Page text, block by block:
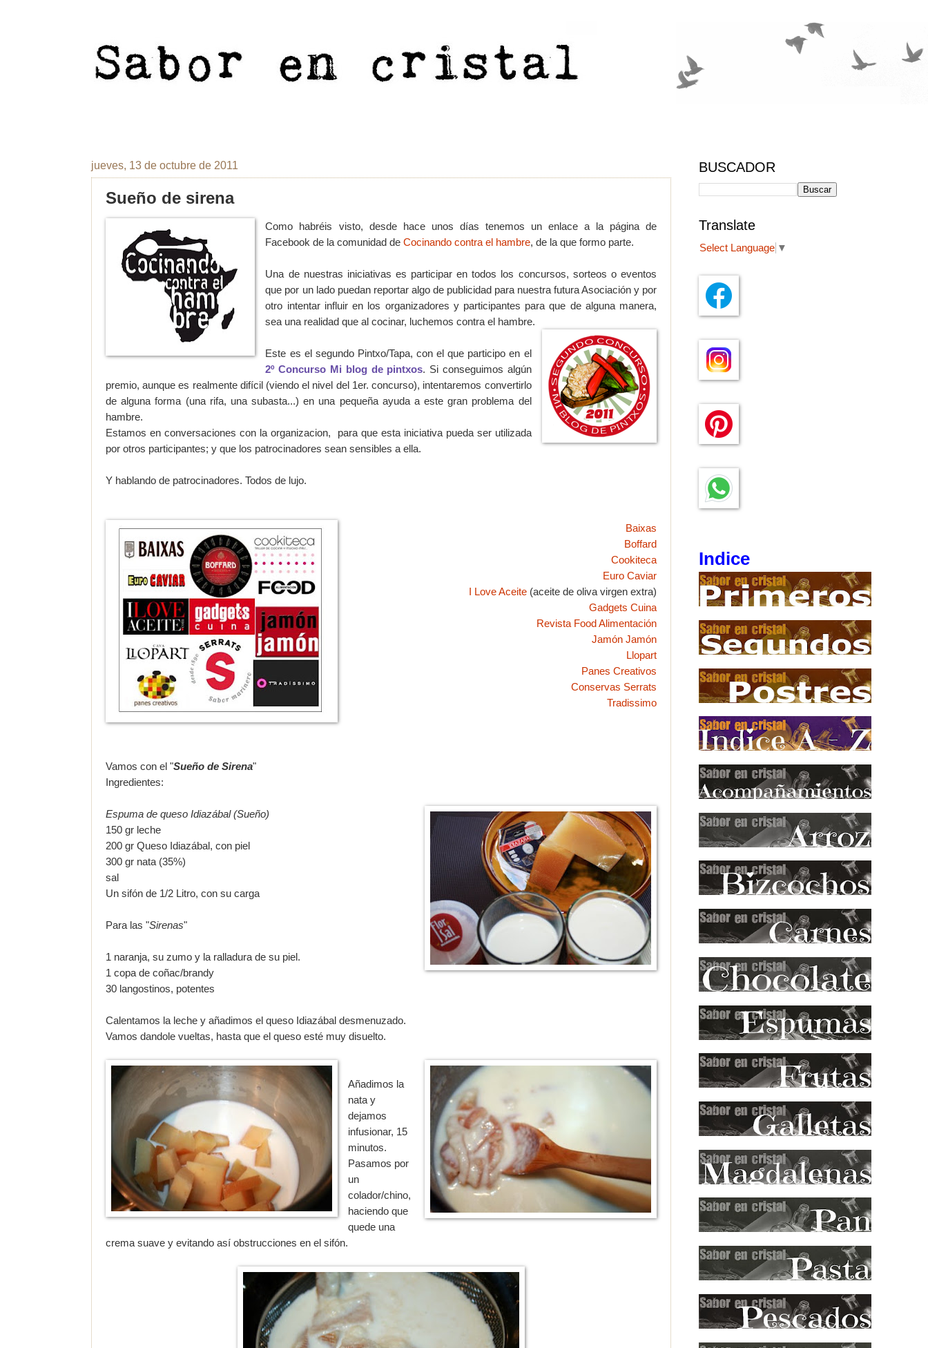
jueves, 13 de octubre de 2011
Sueño de sirena
Como habréis visto, desde hace unos días tenemos un enlace a la página de
Facebook de la comunidad deCocinando contra el hambre, de la que formo parte.
Una de nuestras iniciativas es participar en todos los concursos, sorteos o eventos
que por un lado puedan reportar algo de publicidad para nuestra futura Asociación y por
otro intentar influir en los organizadores y participantes para que de alguna manera,
sea una realidad que al cocinar, luchemos contra el hambre.
Este es el segundo Pintxo/Tapa, con el que participo en el
2º Concurso Mi blog de pintxos. Si conseguimos algún
premio, aunque es realmente difícil (viendo el nivel del 1er. concurso), intentaremos convertirlo
de alguna forma (una rifa, una subasta...) en una pequeña ayuda a este gran problema del
hambre.
Estamos en conversaciones con la organizacion, para que esta iniciativa pueda ser utilizada
por otros participantes; y que los patrocinadores sean sensibles a ella.
Y hablando de patrocinadores. Todos de lujo.
Baixas
Boffard
Cookiteca
Euro Caviar
I Love Aceite (aceite de oliva virgen extra)
Gadgets Cuina
Revista Food Alimentación
Jamón Jamón
Llopart
Panes Creativos
Conservas Serrats
Tradissimo
Vamos con el "Sueño de Sirena"
Ingredientes:
Espuma de queso Idiazábal (Sueño)
150 gr leche
200 gr Queso Idiazábal, con piel
300 gr nata (35%)
sal
Un sifón de 1/2 Litro, con su carga
Para las "Sirenas"
1 naranja, su zumo y la ralladura de su piel.
1 copa de coñac/brandy
30 langostinos, potentes
Calentamos la leche y añadimos el queso Idiazábal desmenuzado.
Vamos dandole vueltas, hasta que el queso esté muy disuelto.
Añadimos la
nata y
dejamos
infusionar, 15
minutos.
Pasamos por
un
colador/chino,
haciendo que
quede una
crema suave y evitando así obstrucciones en el sifón.
BUSCADOR
Translate
Select Language ▼
Indice